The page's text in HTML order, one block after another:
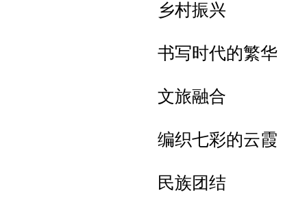
乡村振兴
书写时代的繁华
文旅融合
编织七彩的云霞
民族团结